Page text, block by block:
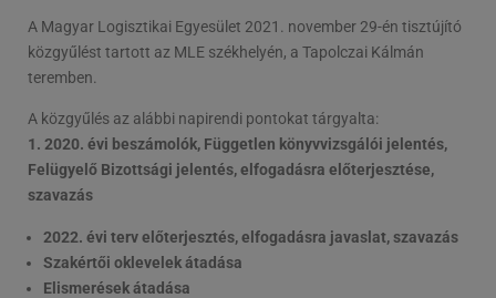
A Magyar Logisztikai Egyesület 2021. november 29-én tisztújító
közgyűlést tartott az MLE székhelyén, a Tapolczai Kálmán
teremben.
A közgyűlés az alábbi napirendi pontokat tárgyalta:
1. 2020. évi beszámolók, Független könyvvizsgálói jelentés,
Felügyelő Bizottsági jelentés, elfogadásra előterjesztése,
szavazás
2022. évi terv előterjesztés, elfogadásra javaslat, szavazás
Szakértői oklevelek átadása
Elismerések átadása